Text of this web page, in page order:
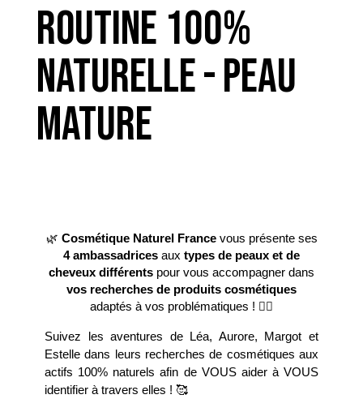
ROUTINE 100%
NATURELLE - PEAU
MATURE
🌿 Cosmétique Naturel Francevous présente ses
4 ambassadrices aux types de peaux et de
cheveux différents pour vous accompagner dans
vos recherches de produits cosmétiques
adaptés à vos problématiques ! 🧖‍♀️
Suivez les aventures de Léa, Aurore, Margot et
Estelle dans leurs recherches de cosmétiques aux
actifs 100% naturels afin de VOUS aider à VOUS
identifier à travers elles ! 🥰